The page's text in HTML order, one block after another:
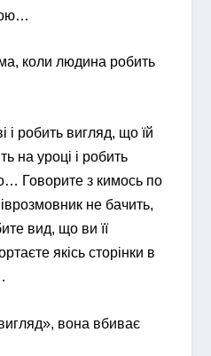
коли людина робить
і робить вигляд, що їй
на уроці і робить
Говорите з кимось по
не бачить,
вид, що ви її
якісь сторінки в
вона вбиває